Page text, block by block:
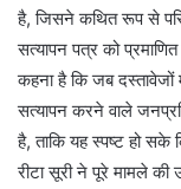
है, जिसने कथित रूप से
सत्यापन पत्र को
कहना है कि जब दस्तावेजों
सत्यापन करने वाले
है, ताकि यह स्पष्ट हो सके
रीटा सूरी ने पूरे मामले की